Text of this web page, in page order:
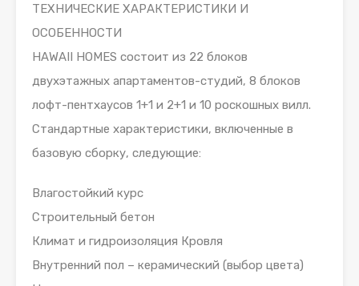
ТЕХНИЧЕСКИЕ ХАРАКТЕРИСТИКИ И
ОСОБЕННОСТИ
HAWAII HOMES состоит из 22 блоков
двухэтажных апартаментов-студий, 8 блоков
лофт-пентхаусов 1+1 и 2+1 и 10 роскошных вилл.
Стандартные характеристики, включенные в
базовую сборку, следующие:
Влагостойкий курс
Строительный бетон
Климат и гидроизоляция Кровля
Внутренний пол – керамический (выбор цвета)